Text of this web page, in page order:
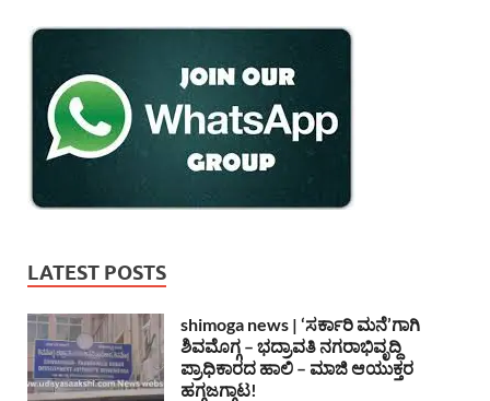
LATEST POSTS
shimoga news | ‘ಸರ್ಕಾರಿ ಮನೆ’ಗಾಗಿ
ಶಿವಮೊಗ್ಗ – ಭದ್ರಾವತಿ ನಗರಾಭಿವೃದ್ದಿ
ಪ್ರಾಧಿಕಾರದ ಹಾಲಿ – ಮಾಜಿ ಆಯುಕ್ತರ
ಹಗ್ಗಜಗ್ಗಾಟ!